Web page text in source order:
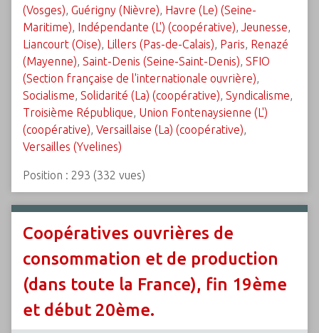
(Vosges), Guérigny (Nièvre), Havre (Le) (Seine-
Maritime), Indépendante (L') (coopérative), Jeunesse,
Liancourt (Oise), Lillers (Pas-de-Calais), Paris, Renazé
(Mayenne), Saint-Denis (Seine-Saint-Denis), SFIO
(Section française de l'internationale ouvrière),
Socialisme, Solidarité (La) (coopérative), Syndicalisme,
Troisième République, Union Fontenaysienne (L')
(coopérative), Versaillaise (La) (coopérative),
Versailles (Yvelines)
Position : 293 (332 vues)
Coopératives ouvrières de
consommation et de production
(dans toute la France), fin 19ème
et début 20ème.